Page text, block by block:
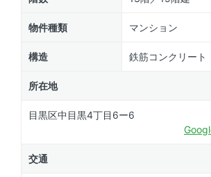
物件種類 マンション
構造 鉄筋コンクリート
所在地
目黒区中目黒4丁目6ー6
交通